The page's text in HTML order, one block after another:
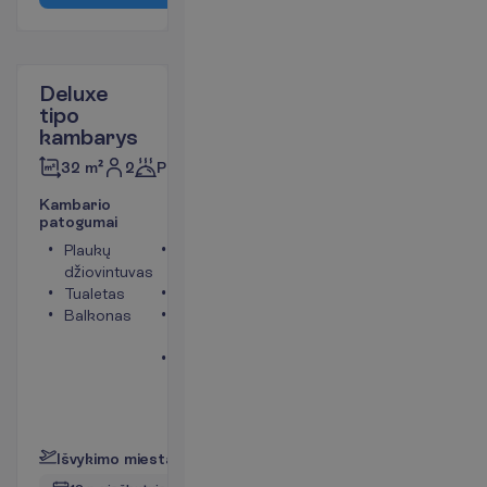
Deluxe
tipo
kambarys
32 m² 2 Pusryčiai
Kambario
patogumai
Plaukų
džiovintuvas
Tualetas
Balkonas
Išvykimo miesta